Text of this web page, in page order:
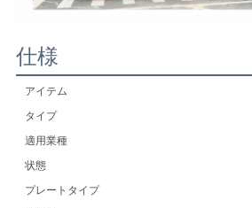
仕様
アイテム
タイプ
適用業種
状態
プレートタイプ